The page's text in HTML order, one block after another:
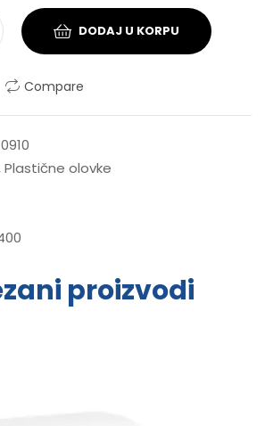
DODAJ U KORPU
Compare
Plastične olovke
proizvodi